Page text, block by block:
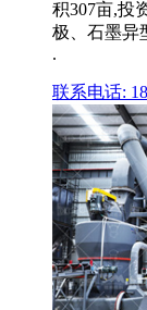
积307亩,投
极、石墨异
.
联系电话: